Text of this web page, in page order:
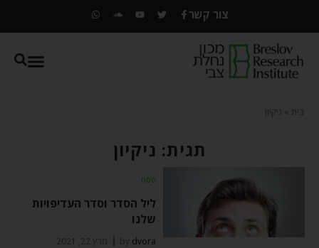
צור קשר
בית ניקיון
תגית: ניקיון
פסח
ליל הסדר וסדר העדיפויות
שלנו
by dvora מרץ 22, 2021